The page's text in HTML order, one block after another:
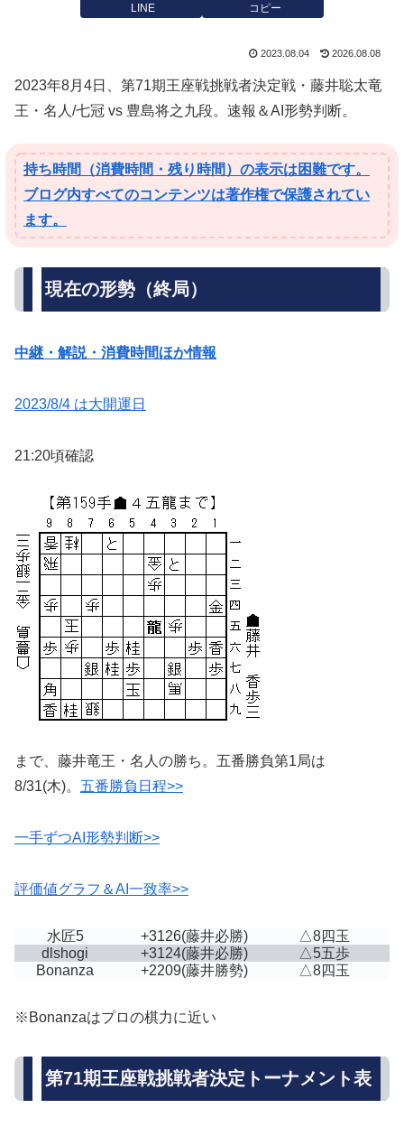
LINE コピー
2023.08.04 2026.08.08
2023年8月4日、第71期王座戦挑戦者決定戦・藤井聡太竜
王・名人/七冠 vs 豊島将之九段。速報＆AI形勢判断。
持ち時間（消費時間・残り時間）の表示は困難です。
ブログ内すべてのコンテンツは著作権で保護されてい
ます。
現在の形勢（終局）
中継・解説・消費時間ほか情報
2023/8/4 は大開運日
21:20頃確認
まで、藤井竜王・名人の勝ち。五番勝負第1局は
8/31(木)。 五番勝負日程>>
一手ずつAI形勢判断>>
評価値グラフ＆AI一致率>>
水匠5 +3126(藤井必勝)
△8四玉
dlshogi
+3124(藤井必勝)
△5五歩
Bonanza
+2209(藤井勝勢) △8四玉
※Bonanzaはプロの棋力に近い
第71期王座戦挑戦者決定トーナメント表